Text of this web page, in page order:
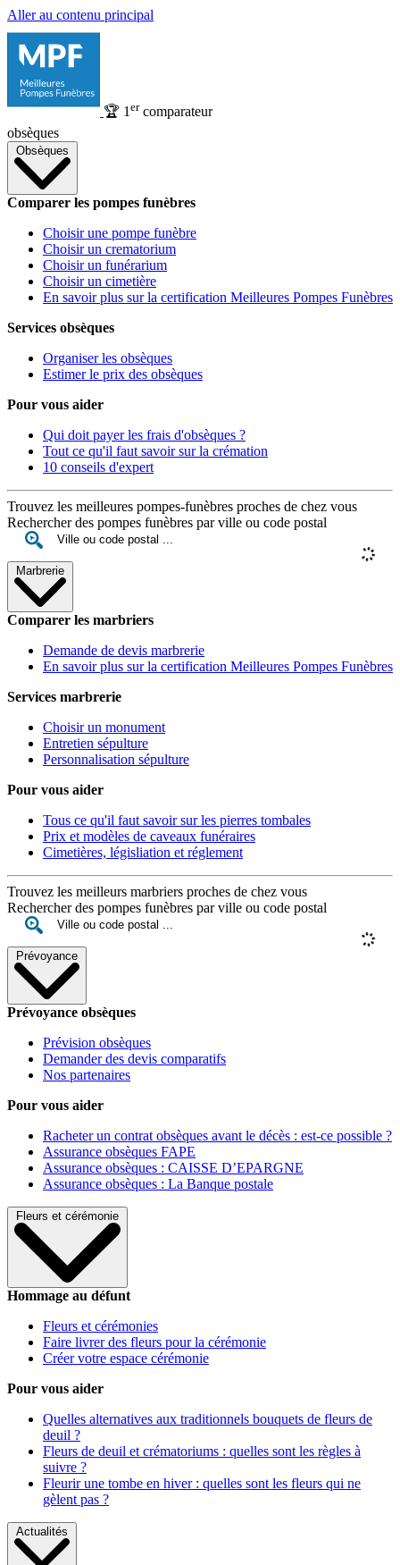
Aller au contenu principal
🏆 1 ercomparateur
obsèques
Obsèques
Comparer les pompes funèbres
Choisir une pompe funèbre
Choisir un crematorium
Choisir un funérarium
Choisir un cimetière
En savoir plus sur la certification Meilleures Pompes Funèbres
Services obsèques
Organiser les obsèques
Estimer le prix des obsèques
Pour vous aider
Qui doit payer les frais d'obsèques ?
Tout ce qu'il faut savoir sur la crémation
10 conseils d'expert
Trouvez les meilleures pompes-funèbres proches de chez vous
Rechercher des pompes funèbres par ville ou code postal
Marbrerie
Comparer les marbriers
Demande de devis marbrerie
En savoir plus sur la certification Meilleures Pompes Funèbres
Services marbrerie
Choisir un monument
Entretien sépulture
Personnalisation sépulture
Pour vous aider
Tous ce qu'il faut savoir sur les pierres tombales
Prix et modèles de caveaux funéraires
Cimetières, législiation et réglement
Trouvez les meilleurs marbriers proches de chez vous
Rechercher des pompes funèbres par ville ou code postal
Prévoyance
Prévoyance obsèques
Prévision obsèques
Demander des devis comparatifs
Nos partenaires
Pour vous aider
Racheter un contrat obsèques avant le décès : est-ce possible ?
Assurance obsèques FAPE
Assurance obsèques : CAISSE D’EPARGNE
Assurance obsèques : La Banque postale
Fleurs et cérémonie
Hommage au défunt
Fleurs et cérémonies
Faire livrer des fleurs pour la cérémonie
Créer votre espace cérémonie
Pour vous aider
Quelles alternatives aux traditionnels bouquets de fleurs de
deuil ?
Fleurs de deuil et crématoriums : quelles sont les règles à
suivre ?
Fleurir une tombe en hiver : quelles sont les fleurs qui ne
gèlent pas ?
Actualités